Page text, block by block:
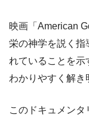
映画「American
栄の神学を説く指
れていることを示
わかりやすく解き
このドキュメン